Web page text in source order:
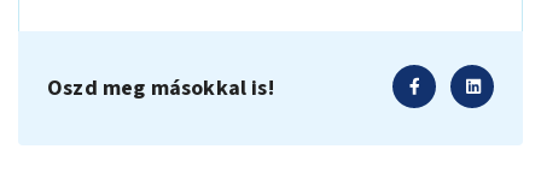
Oszd meg másokkal is!